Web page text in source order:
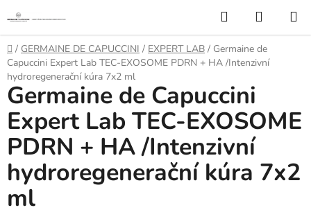
na
obsah
Hledat
KOŠÍK
Domů
/ GERMAINE DE CAPUCCINI / EXPERT LAB / Germaine de
Capuccini Expert Lab TEC-EXOSOME PDRN + HA /Intenzivní
hydroregenerační kúra 7x2 ml
Germaine de Capuccini
Expert Lab TEC-EXOSOME
PDRN + HA /Intenzivní
hydroregenerační kúra 7x2
ml